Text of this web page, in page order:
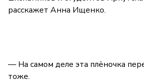
расскажет Анна Ищенко.
— На самом деле эта плёночка
тоже.